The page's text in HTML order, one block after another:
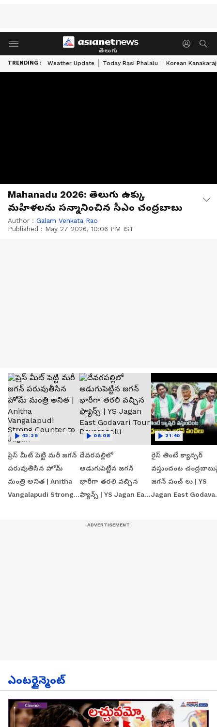
తెలుగు
TRENDING : Weather Update Today Rasi Phalalu Korean
Mahanadu 2026: తెలుగు ఉక్కు
మహిళలను సన్మానించిన సీఎం చంద్రబాబు
Author : Galam Venkata Rao
Published : May 27 2026, 10:06 PM IST
ప్రెస్ మీట్ పెట్టి మరీ జగన్
పరువుతీసిన హోమ్
మంత్రి అనిత | Anitha
Vangalapudi Strong
42:29
దేవరపల్లిలో
అడుగుపెట్టిన జగన్
భారీగా తరలి వచ్చిన
ఫ్యాన్స్ | YS Jagan East
06:08
రైస్ తింటే క్యాన్సర్
వస్తుందంట
జగన్ పంచ్ లు | YS
Jagan East
21:40
ఎంటర్టైన్మెంట్